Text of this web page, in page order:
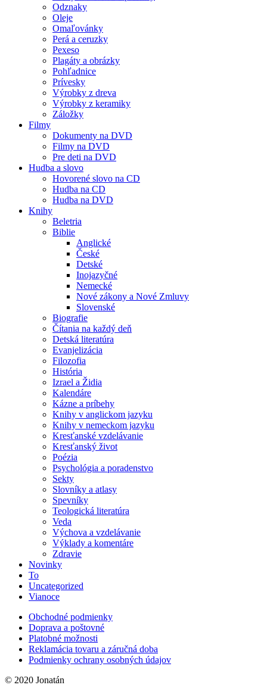
Odznaky
Oleje
Omaľovánky
Perá a ceruzky
Pexeso
Plagáty a obrázky
Pohľadnice
Prívesky
Výrobky z dreva
Výrobky z keramiky
Záložky
Filmy
Dokumenty na DVD
Filmy na DVD
Pre deti na DVD
Hudba a slovo
Hovorené slovo na CD
Hudba na CD
Hudba na DVD
Knihy
Beletria
Biblie
Anglické
České
Detské
Inojazyčné
Nemecké
Nové zákony a Nové Zmluvy
Slovenské
Biografie
Čítania na každý deň
Detská literatúra
Evanjelizácia
Filozofia
História
Izrael a Židia
Kalendáre
Kázne a príbehy
Knihy v anglickom jazyku
Knihy v nemeckom jazyku
Kresťanské vzdelávanie
Kresťanský život
Poézia
Psychológia a poradenstvo
Sekty
Slovníky a atlasy
Spevníky
Teologická literatúra
Veda
Výchova a vzdelávanie
Výklady a komentáre
Zdravie
Novinky
To
Uncategorized
Vianoce
Obchodné podmienky
Doprava a poštovné
Platobné možnosti
Reklamácia tovaru a záručná doba
Podmienky ochrany osobných údajov
© 2020 Jonatán